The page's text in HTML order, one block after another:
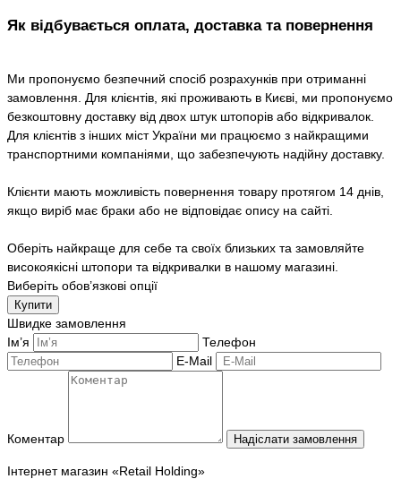
Як відбувається оплата, доставка та повернення
Ми пропонуємо безпечний спосіб розрахунків при отриманні
замовлення. Для клієнтів, які проживають в Києві, ми пропонуємо
безкоштовну доставку від двох штук штопорів або відкривалок.
Для клієнтів з інших міст України ми працюємо з найкращими
транспортними компаніями, що забезпечують надійну доставку.
Клієнти мають можливість повернення товару протягом 14 днів,
якщо виріб має браки або не відповідає опису на сайті.
Оберіть найкраще для себе та своїх близьких та замовляйте
високоякісні штопори та відкривалки в нашому магазині.
Виберіть обов’язкові опції
Купити
Швидке замовлення
Ім’я
Телефон
E-Mail
Коментар Надіслати замовлення
Інтернет магазин «Retail Holding»